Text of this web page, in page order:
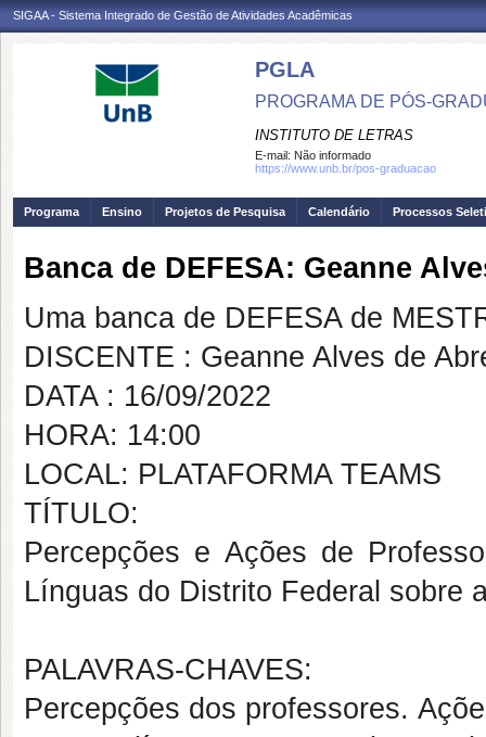
SIGAA - Sistema Integrado de Gestão de Atividades Acadêmicas
PGLA
PROGRAMA DE PÓS-
INSTITUTO DE LETRAS
E-mail: Não informado
https://www.unb.br/pos-graduacao
Programa Ensino Projetos de Pesquisa Calendário Processos
Banca de DEFESA: Geanne
Uma banca de DEFESA de
DISCENTE : Geanne Alves de
DATA : 16/09/2022
HORA: 14:00
LOCAL: PLATAFORMA TEAMS
TÍTULO:
Percepções e Ações de
Línguas do Distrito Federal sobre
PALAVRAS-CHAVES:
Percepções dos professores.